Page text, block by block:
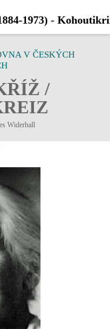
V ČESKÝCH
/
Widerhall
1973) -